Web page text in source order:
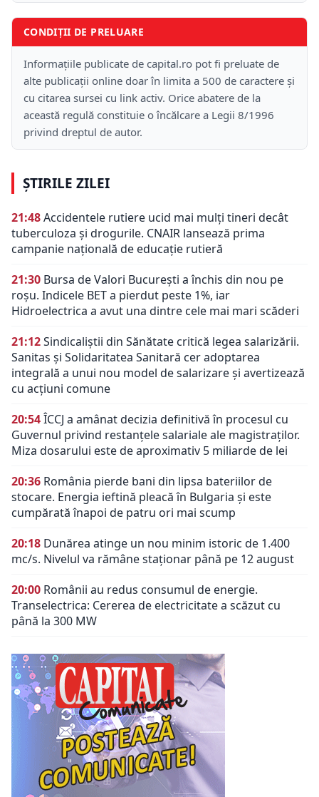
CONDIȚII DE PRELUARE
Informațiile publicate de capital.ro pot fi preluate de
alte publicații online doar în limita a 500 de caractere și
cu citarea sursei cu link activ. Orice abatere de la
această regulă constituie o încălcare a Legii 8/1996
privind dreptul de autor.
ȘTIRILE ZILEI
21:48Accidentele rutiere ucid mai mulți tineri decât
tuberculoza și drogurile. CNAIR lansează prima
campanie națională de educație rutieră
21:30 Bursa de Valori București a închis din nou pe
roșu. Indicele BET a pierdut peste 1%, iar
Hidroelectrica a avut una dintre cele mai mari scăderi
21:12Sindicaliștii din Sănătate critică legea salarizării.
Sanitas și Solidaritatea Sanitară cer adoptarea
integrală a unui nou model de salarizare și avertizează
cu acțiuni comune
20:54ÎCCJ a amânat decizia definitivă în procesul cu
Guvernul privind restanțele salariale ale magistraților.
Miza dosarului este de aproximativ 5 miliarde de lei
20:36 România pierde bani din lipsa bateriilor de
stocare. Energia ieftină pleacă în Bulgaria și este
cumpărată înapoi de patru ori mai scump
20:18 Dunărea atinge un nou minim istoric de 1.400
mc/s. Nivelul va rămâne staționar până pe 12 august
20:00 Românii au redus consumul de energie.
Transelectrica: Cererea de electricitate a scăzut cu
până la 300 MW